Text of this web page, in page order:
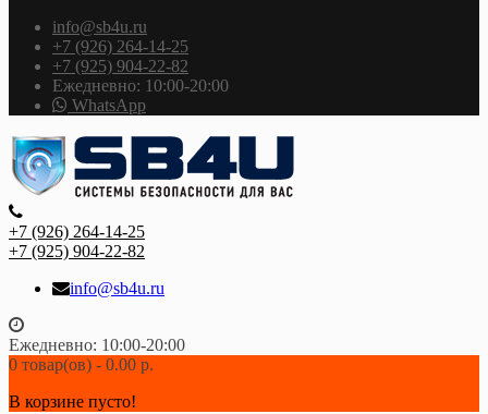
info@sb4u.ru
+7 (926) 264-14-25
+7 (925) 904-22-82
Ежедневно: 10:00-20:00
WhatsApp
+7 (926) 264-14-25
+7 (925) 904-22-82
info@sb4u.ru
Ежедневно: 10:00-20:00
0 товар(ов) - 0.00 р.
В корзине пусто!